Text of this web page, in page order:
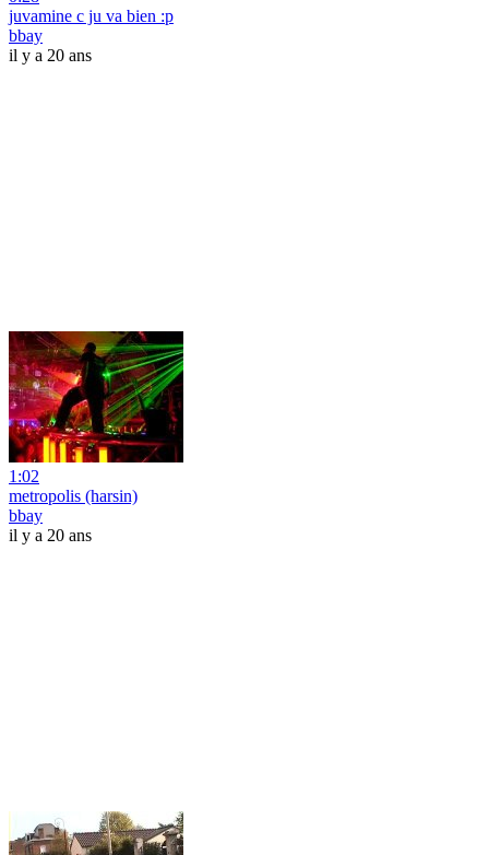
juvamine c ju va bien :p
bbay
il y a 20 ans
1:02
metropolis (harsin)
bbay
il y a 20 ans